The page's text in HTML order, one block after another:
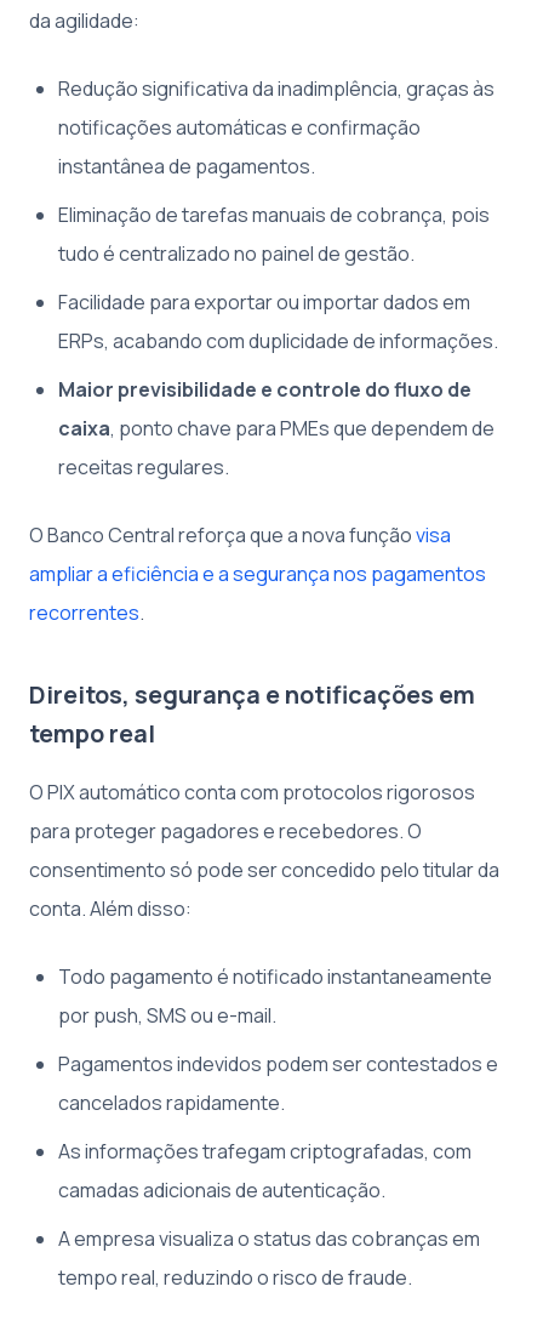
da agilidade:
Redução significativa da inadimplência, graças às
notificações automáticas e confirmação
instantânea de pagamentos.
Eliminação de tarefas manuais de cobrança, pois
tudo é centralizado no painel de gestão.
Facilidade para exportar ou importar dados em
ERPs, acabando com duplicidade de informações.
Maior previsibilidade e controle do fluxo de
caixa, ponto chave para PMEs que dependem de
receitas regulares.
O Banco Central reforça que a nova funçãovisa
ampliar a eficiência e a segurança nos pagamentos
recorrentes.
Direitos, segurança e notificações em
tempo real
O PIX automático conta com protocolos rigorosos
para proteger pagadores e recebedores. O
consentimento só pode ser concedido pelo titular da
conta. Além disso:
Todo pagamento é notificado instantaneamente
por push, SMS ou e-mail.
Pagamentos indevidos podem ser contestados e
cancelados rapidamente.
As informações trafegam criptografadas, com
camadas adicionais de autenticação.
A empresa visualiza o status das cobranças em
tempo real, reduzindo o risco de fraude.